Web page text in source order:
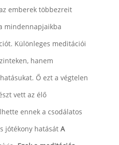
emberek többezreit
mindennapjaikba
Különleges meditációi
hanem
Ő ezt a végtelen
vett az élő
ennek a csodálatos
jótékony hatását A